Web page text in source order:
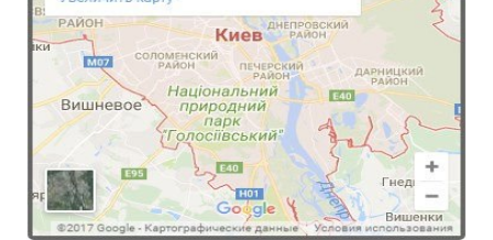
Стильне жіноче плаття із накидкою
700.00грн.